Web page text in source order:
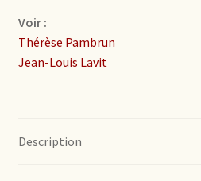
Voir :
Thérèse Pambrun
Jean-Louis Lavit
Description